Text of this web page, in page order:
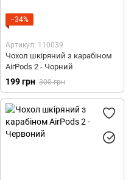
−34%
Артикул: 110039
Чохол шкіряний з карабіном
AirPods 2 - Чорний
199 грн 300 грн